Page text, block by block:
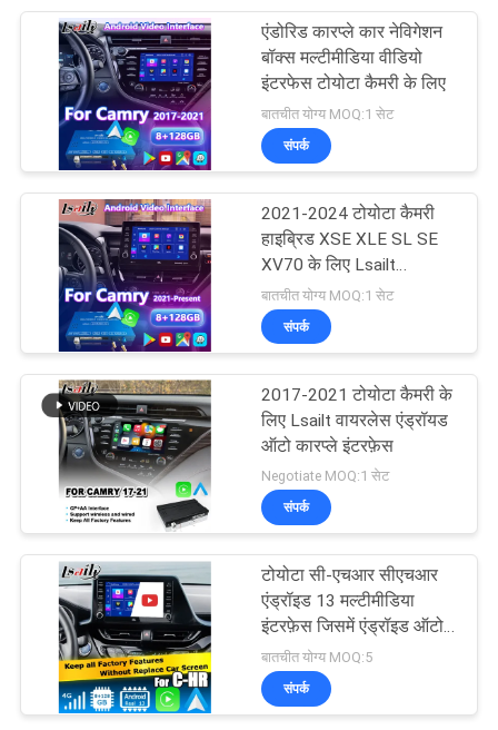
बारे
कारखाना
भ्रमण
गुणवत्ता
नियंत्रण
संपर्क
करें
समाचार
मामलों
साइटमैप
PRIVACY
POLICY
एंडोरिड कारप्ले कार नेविगेशन
बॉक्स मल्टीमीडिया वीडियो
इंटरफेस टोयोटा कैमरी के लिए
बातचीत योग्य MOQ:1 सेट
संपर्क
2021-2024 टोयोटा कैमरी
हाइब्रिड XSE XLE SL SE
XV70 के लिए Lsailt
Android Carplay नेविगेशन
वीडियो इंटरफ़ेस
बातचीत योग्य MOQ:1 सेट
संपर्क
2017-2021 टोयोटा कैमरी के
लिए Lsailt वायरलेस एंड्रॉयड
ऑटो कारप्ले इंटरफ़ेस
Negotiate MOQ:1 सेट
संपर्क
टोयोटा सी-एचआर सीएचआर
एंड्रॉइड 13 मल्टीमीडिया
इंटरफ़ेस जिसमें एंड्रॉइड ऑटो
कारप्ले है
बातचीत योग्य MOQ:5
संपर्क